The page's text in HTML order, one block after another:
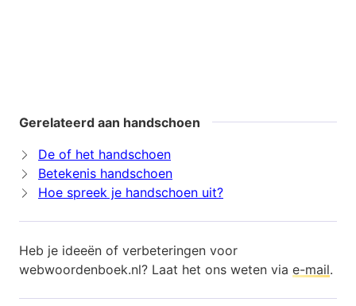
Gerelateerd aan handschoen
De of het handschoen
Betekenis handschoen
Hoe spreek je handschoen uit?
Heb je ideeën of verbeteringen voor
webwoordenboek.nl? Laat het ons weten via e-mail.